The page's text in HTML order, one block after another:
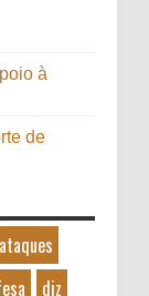
à
de
ataques
diz